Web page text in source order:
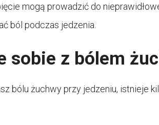
mogą prowadzić do
ból podczas jedzenia.
sobie z bólem
bólu żuchwy przy jedzeniu, istnieje